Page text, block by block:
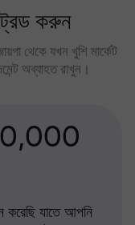
করুন
থেকে যখন খুশি মার্কেট
অব্যাহত রাখুন।
করেছি যাতে আপনি